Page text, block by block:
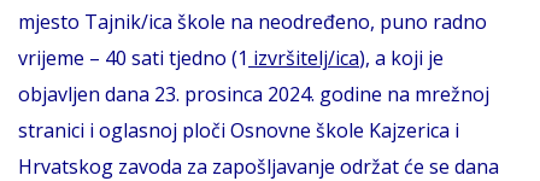
mjesto Tajnik/ica škole na neodređeno, puno radno
vrijeme – 40 sati tjedno (1 izvršitelj/ica), a koji je
objavljen dana 23. prosinca 2024. godine na mrežnoj
stranici i oglasnoj ploči Osnovne škole Kajzerica i
Hrvatskog zavoda za zapošljavanje održat će se dana